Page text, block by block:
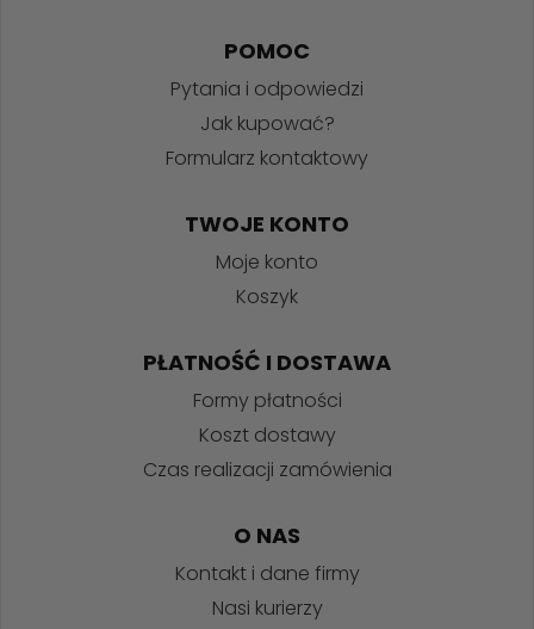
POMOC
Pytania i odpowiedzi
Jak kupować?
Formularz kontaktowy
TWOJE KONTO
Moje konto
Koszyk
PŁATNOŚĆ I DOSTAWA
Formy płatności
Koszt dostawy
Czas realizacji zamówienia
O NAS
Kontakt i dane firmy
Nasi kurierzy